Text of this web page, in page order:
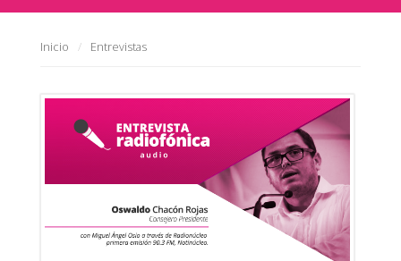
Inicio Entrevistas